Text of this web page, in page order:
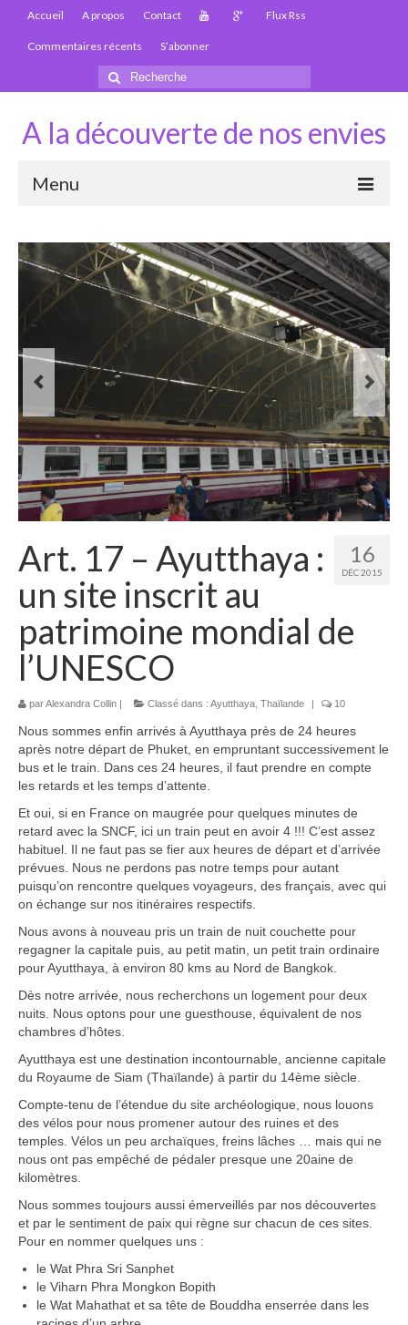
Accueil A propos Contact Flux Rss
Commentaires récents S’abonner
Rechercher
:
A la découverte de nos envies
Menu
Carte Thaïlande
Thaïlande – Infos
Paludisme en Thaïlande
Les articles de la Thaïlande
Laos
Carte du Laos
Laos – infos
Les articles du Laos
Vietnam
Carte du Vietnam
Vietnam – Infos
Les articles du Vietnam
Cambodge
Carte du Cambodge
Cambodge – Infos
Toutes à l’école
Paludisme au Cambodge
Les articles du Cambodge
France
Carte de la France
Ville : Paris
Blog
Catégories
Boucles d’articles
Commentaires récents
Archives des articles
16
DÉC 2015
Art. 17 – Ayutthaya :
un site inscrit au
patrimoine mondial de
l’UNESCO
parAlexandra Collin | Classé dans : Ayutthaya Thaïlande | 10
Nous sommes enfin arrivés à Ayutthaya près de 24 heures
après notre départ de Phuket, en empruntant successivement le
bus et le train. Dans ces 24 heures, il faut prendre en compte
les retards et les temps d’attente.
Et oui, si en France on maugrée pour quelques minutes de
retard avec la SNCF, ici un train peut en avoir 4 !!! C’est assez
habituel. Il ne faut pas se fier aux heures de départ et d’arrivée
prévues. Nous ne perdons pas notre temps pour autant
puisqu’on rencontre quelques voyageurs, des français, avec qui
on échange sur nos itinéraires respectifs.
Nous avons à nouveau pris un train de nuit couchette pour
regagner la capitale puis, au petit matin, un petit train ordinaire
pour Ayutthaya, à environ 80 kms au Nord de Bangkok.
Dès notre arrivée, nous recherchons un logement pour deux
nuits. Nous optons pour une guesthouse, équivalent de nos
chambres d’hôtes.
Ayutthaya est une destination incontournable, ancienne capitale
du Royaume de Siam (Thaïlande) à partir du 14ème siècle.
Compte-tenu de l’étendue du site archéologique, nous louons
des vélos pour nous promener autour des ruines et des
temples. Vélos un peu archaïques, freins lâches … mais qui ne
nous ont pas empêché de pédaler presque une 20aine de
kilomètres.
Nous sommes toujours aussi émerveillés par nos découvertes
et par le sentiment de paix qui règne sur chacun de ces sites.
Pour en nommer quelques uns :
le Wat Phra Sri Sanphet
le Viharn Phra Mongkon Bopith
le Wat Mahathat et sa tête de Bouddha enserrée dans les